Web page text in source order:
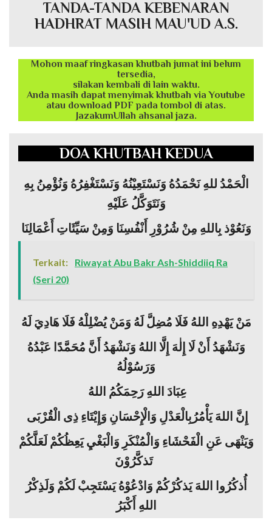
TANDA-TANDA KEBENARAN
HADHRAT MASIH MAU'UD A.S.
Mohon maaf ringkasan khutbah jumat ini belum
tersedia,
silakan kembali di lain waktu.
Anda masih dapat menyimak khutbah via Youtube
atau download PDF pada tombol di atas.
JazakumUllah ahsanal jaza.
DOA KHUTBAH KEDUA
الْحَمْدُ للهِ نَحْمَدُهُ وَنَسْتَعِيْنُهُ وَنَسْتَغْفِرُهُ وَنُؤْمِنُ بِهِ
وَنَتَوَكَّلُ عَلَيْهِ
وَنَعُوْذ بِاللهِ مِنْ شُرُوْرِ أَنْفُسِنَا وَمِنْ سَيِّئَاتِ أَعْمَالِنَا
Terkait:
Riwayat Abu Bakr Ash-Shiddiiq Ra
(Seri 20)
مَنْ يَهْدِهِ اللهُ فَلَا مُضِلَّ لَهُ وَمَنْ يُضْلِلْهُ فَلَا هَادِيَ لَهُ
وَنَشْهَدُ أَنْ لَا إِلٰهَ إِلَّا اللهُ وَنَشْهَدُ أَنَّ مُحَمَّدًا عَبْدُهُ
وَرَسُوْلُهُ
عِبَادَ اللهِ رَحِمَكُمُ اللهُ
إِنَّ اللهَ يَأْمُرُبِالْعَدْلِ وَالْإِحْسَانِ وَإِيْتَاءِ ذِى الْقُرْبَى
وَيَنْهَى عَنِ الْفَحْشَاءِ وَالْمُنْكَرِ وَالْبَغْيِ يَعِظُكُمْ لَعَلَّكُمْ
تَذكَّرُوْنَ
أُذكُرُوا اللهَ يَذكُرْكُمْ وَادْعُوْهُ يَسْتَجِبْ لَكُمْ وَلَذِكْرُ
اللهِ أَكْبَرُ